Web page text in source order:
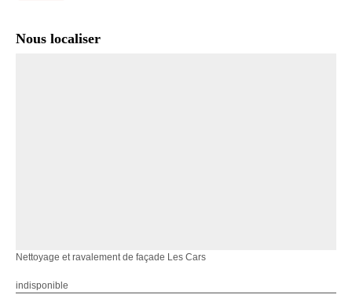
Nous localiser
Nettoyage et ravalement de façade Les Cars
indisponible